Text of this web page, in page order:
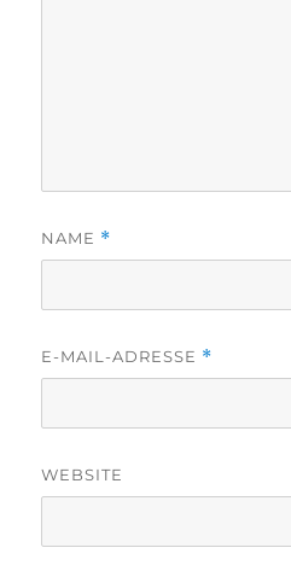
NAME *
E-MAIL-ADRESSE *
WEBSITE